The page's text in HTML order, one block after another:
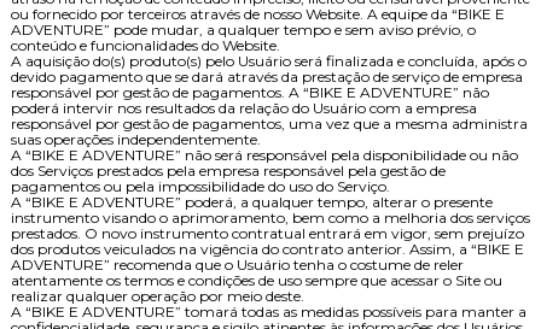
ou fornecido por terceiros através de nosso Website. A equipe da “BIKE E
ADVENTURE” pode mudar, a qualquer tempo e sem aviso prévio, o
conteúdo e funcionalidades do Website.
A aquisição do(s) produto(s) pelo Usuário será finalizada e concluída, após o
devido pagamento que se dará através da prestação de serviço de empresa
responsável por gestão de pagamentos. A “BIKE E ADVENTURE” não
poderá intervir nos resultados da relação do Usuário com a empresa
responsável por gestão de pagamentos, uma vez que a mesma administra
suas operações independentemente.
A “BIKE E ADVENTURE” não será responsável pela disponibilidade ou não
dos Serviços prestados pela empresa responsável pela gestão de
pagamentos ou pela impossibilidade do uso do Serviço.
A “BIKE E ADVENTURE” poderá, a qualquer tempo, alterar o presente
instrumento visando o aprimoramento, bem como a melhoria dos serviços
prestados. O novo instrumento contratual entrará em vigor, sem prejuízo
dos produtos veiculados na vigência do contrato anterior. Assim, a “BIKE E
ADVENTURE” recomenda que o Usuário tenha o costume de reler
atentamente os termos e condições de uso sempre que acessar o Site ou
realizar qualquer operação por meio deste.
A “BIKE E ADVENTURE” tomará todas as medidas possíveis para manter a